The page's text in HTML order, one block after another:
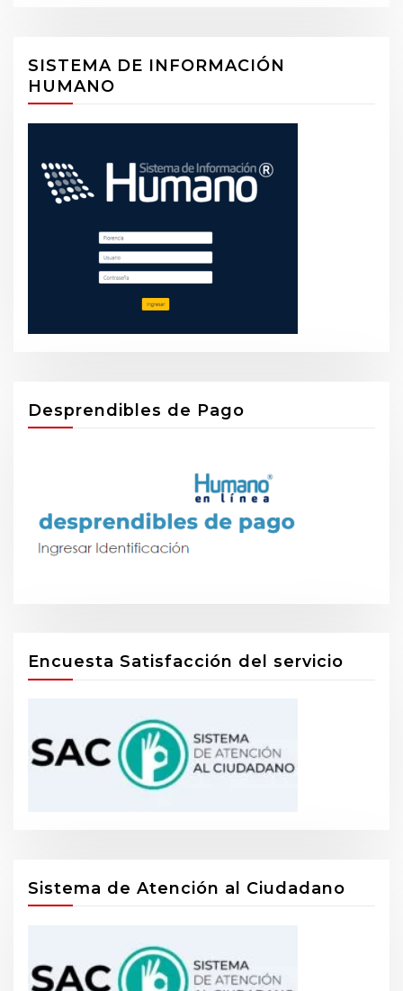
SISTEMA DE INFORMACIÓN
HUMANO
Desprendibles de Pago
Encuesta Satisfacción del servicio
Sistema de Atención al Ciudadano